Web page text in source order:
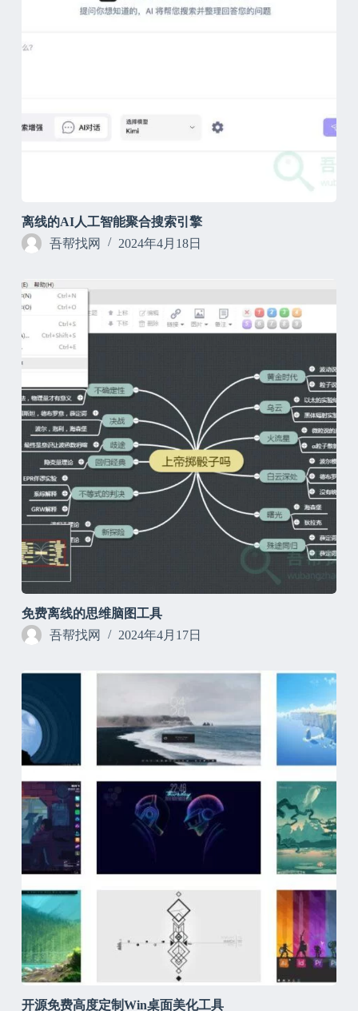
离线的AI人工智能聚合搜索引擎
吾帮找网
2024年4月18日
免费离线的思维脑图工具
吾帮找网
2024年4月17日
开源免费高度定制Win桌面美化工具